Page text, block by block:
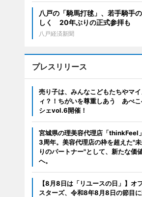
八戸の「騎馬打毬」、若手騎手
しく 20年ぶりの正式参拝も
八戸経済新聞
プレスリリース
売り子は、みんなこどもたちやマ
ィ？！ちがいを尊重しあう あべこ
シェvol.6開催！
宮城県の理美容代理店「thinkFeel
3周年。美容代理店の枠を超えた"未
りのパートナー"として、新たな価
へ。
【8月8日は「リユースの日」】オ
スターズ、令和8年8月8日の節目